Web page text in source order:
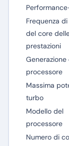
Frequenza
del core
prestazioni
Generazione
processore
Massima
turbo
Modello del
processore
Numero di